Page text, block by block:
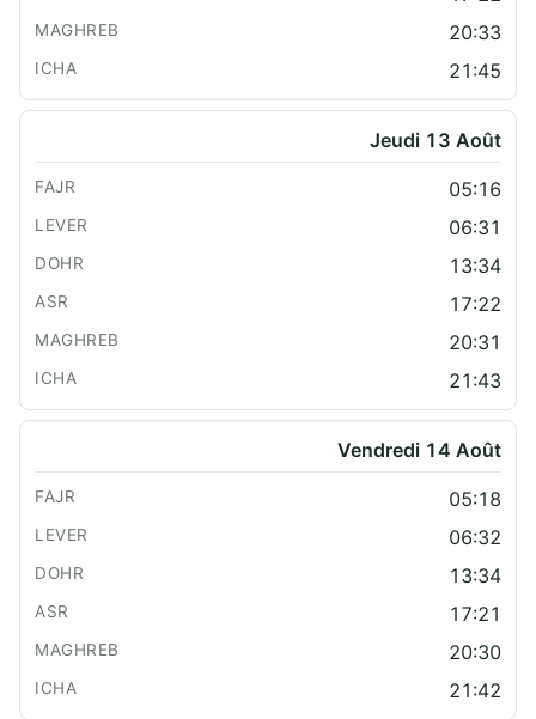
20:33
21:45
Jeudi 13 Août
05:16
06:31
13:34
17:22
20:31
21:43
Vendredi 14 Août
05:18
06:32
13:34
17:21
20:30
21:42